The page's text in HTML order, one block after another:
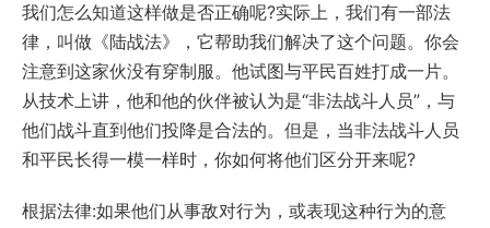
我们怎么知道这样做是否正确呢?实际上，我们有一部法
律，叫做《陆战法》，它帮助我们解决了这个问题。你会
注意到这家伙没有穿制服。他试图与平民百姓打成一片。
从技术上讲，他和他的伙伴被认为是“非法战斗人员”，与
他们战斗直到他们投降是合法的。但是，当非法战斗人员
和平民长得一模一样时，你如何将他们区分开来呢?
根据法律:如果他们从事敌对行为，或表现这种行为的意